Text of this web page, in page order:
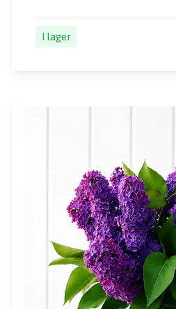
I lager